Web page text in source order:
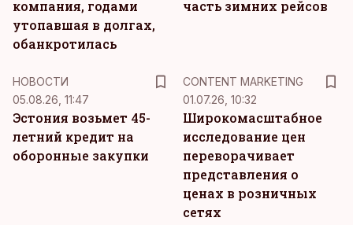
компания, годами
утопавшая в долгах,
обанкротилась
часть зимних рейсов
НОВОСТИ
05.08.26, 11:47
Эстония возьмет 45-
летний кредит на
оборонные закупки
CONTENT MARKETING
01.07.26, 10:32
Широкомасштабное
исследование цен
переворачивает
представления о
ценах в розничных
сетях